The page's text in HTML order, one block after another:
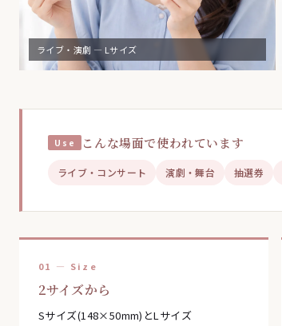
ライブ・演劇 — Lサイズ
こんな場面で使われています
ライブ・コンサート 演劇・舞台 抽選券
01 — Size
2サイズから
Sサイズ(148×50mm)とLサイズ